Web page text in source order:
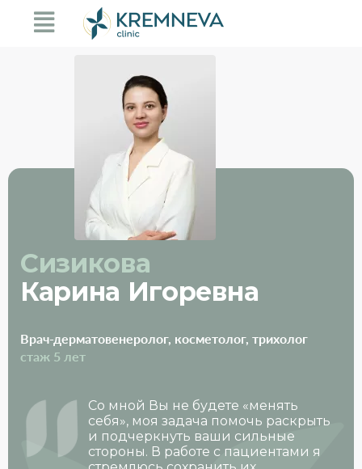
Сизикова
Карина Игоревна
Врач-дерматовенеролог, косметолог, трихолог
стаж 5 лет
Со мной Вы не будете «менять
себя», моя задача помочь раскрыть
и подчеркнуть ваши сильные
стороны. В работе с пациентами я